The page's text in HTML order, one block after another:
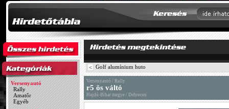
Versenyautó
Rally
Amatőr
Egyéb
< Golf alumínium huto
Versenyautó / Rally
r5 ös váltó
Hajdú-Bihar megye / Debrecen